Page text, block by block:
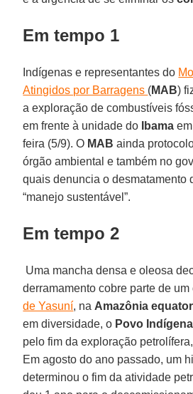
Em tempo 1
Indígenas e representantes do
Atingidos por Barragens (MAB)
a exploração de combustíveis
em frente à unidade do
Ibama em
feira (5/9). O MAB ainda
órgão ambiental e também no
quais denuncia o desmatamento
“manejo sustentável”.
Em tempo 2
Uma mancha densa e oleosa
derramamento cobre parte de um
de Yasuní, na Amazônia
em diversidade, o Povo
pelo fim da exploração
Em agosto do ano passado, um
determinou o fim da atividade